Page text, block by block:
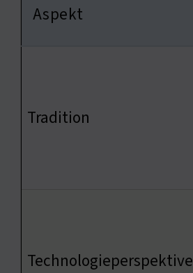
Aspekt
Tradition
Technologieperspektive